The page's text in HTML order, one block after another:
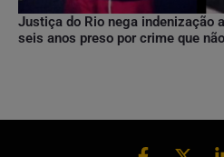
Justiça do Rio nega indenização
seis anos preso por crime que